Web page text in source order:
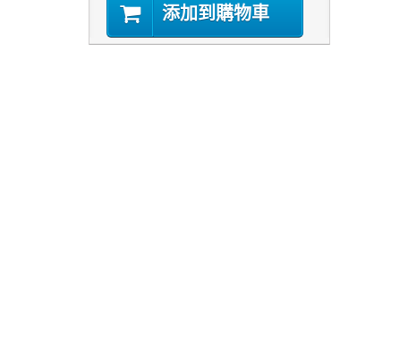
添加到購物車